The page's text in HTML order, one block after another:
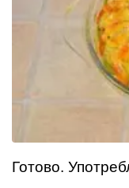
Готово.